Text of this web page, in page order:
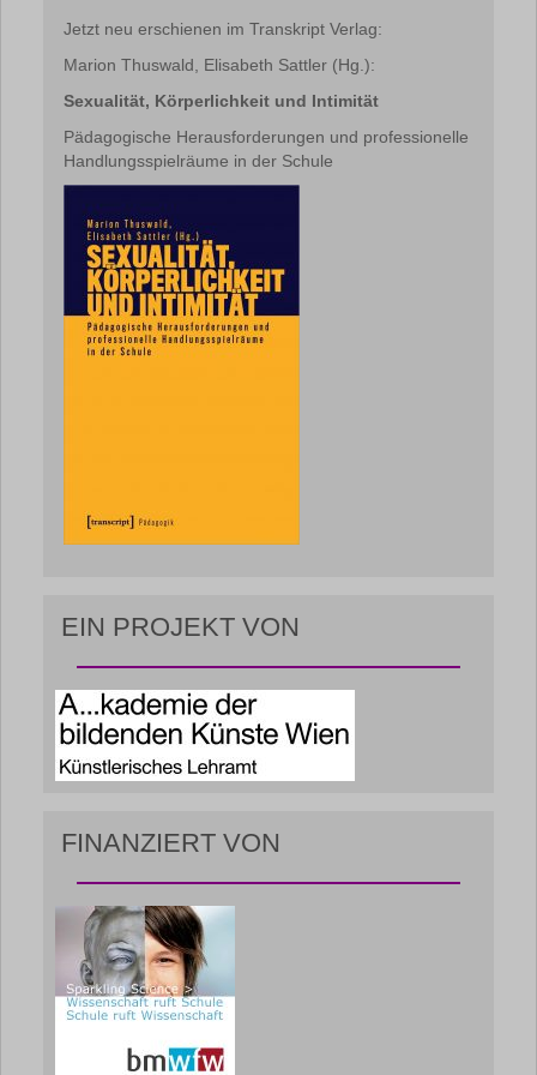
Jetzt neu erschienen im Transkript Verlag:
Marion Thuswald, Elisabeth Sattler (Hg.):
Sexualität, Körperlichkeit und Intimität
Pädagogische Herausforderungen und professionelle
Handlungsspielräume in der Schule
EIN PROJEKT VON
FINANZIERT VON